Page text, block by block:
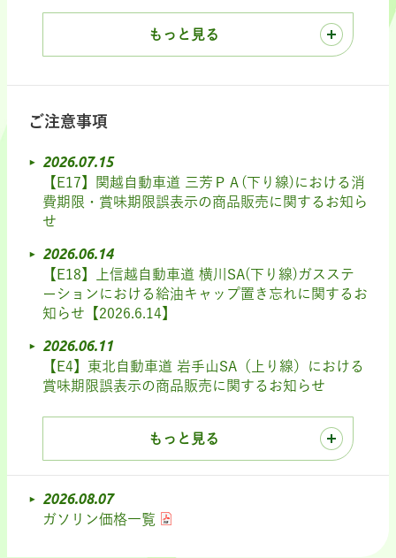
もっと見る
ご注意事項
2026.07.15
【E17】関越自動車道 三芳ＰＡ(下り線)における消
費期限・賞味期限誤表示の商品販売に関するお知ら
せ
2026.06.14
【E18】上信越自動車道 横川SA(下り線)ガスステ
ーションにおける給油キャップ置き忘れに関するお
知らせ【2026.6.14】
2026.06.11
【E4】東北自動車道 岩手山SA（上り線）における
賞味期限誤表示の商品販売に関するお知らせ
もっと見る
2026.08.07
ガソリン価格一覧